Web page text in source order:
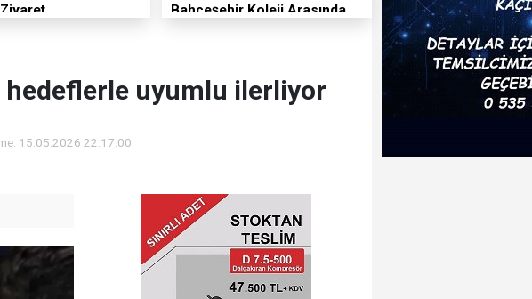
Ziyaret
Bahçeşehir Koleji Arasında
hedeflerle uyumlu ilerliyor
15.05.2026 22:17:00